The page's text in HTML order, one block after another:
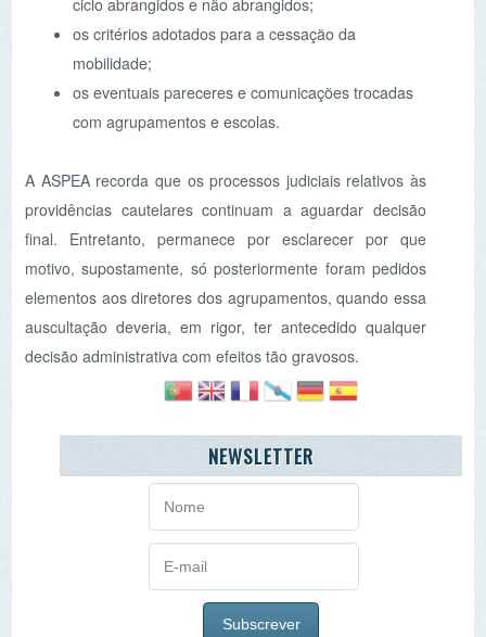
AGENDA
« < agosto2026 > »
D 2ª 3ª 4ª 5ª 6ª Sb
29
10 11 12 13 14
15
16
17 18 19 20 21
22
25 26 27 28
30
31 1 2 3 4 5
O PORQUÊ DAS NOTÍCIAS